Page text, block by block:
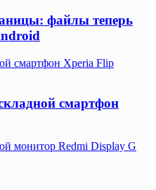
файлы теперь
смартфон Xperia Flip
смартфон
монитор Redmi Display G